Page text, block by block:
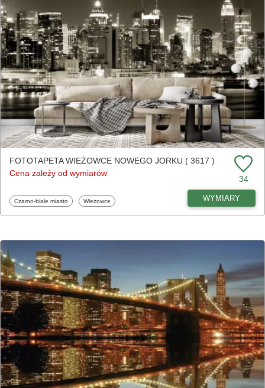
FOTOTAPETA WIEŻOWCE NOWEGO JORKU ( 3617 )
Cena zależy od wymiarów
34
Fototapety
Czarno-białe miasto Fototapety
Wieżowce WYMIARY